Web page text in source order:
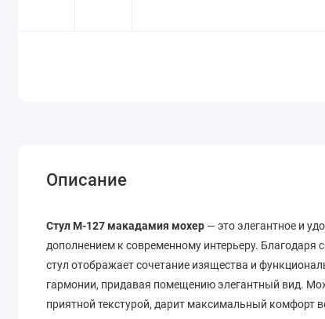
Описание
Стул M-127 макадамия мохер — это элегантное и
дополнением к современному интерьеру.
стул отображает сочетание изящества и
гармонии, придавая помещению элегантный вид.
приятной текстурой, дарит максимальный комфорт